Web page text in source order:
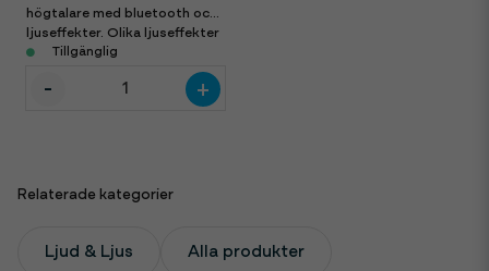
högtalare med bluetooth och
ljuseffekter. Olika ljuseffekter
och ingångar. Går att koppla
Ultimate till. Välj två om ni vill
Tillgänglig
- +
Relaterade kategorier
Ljud & Ljus Alla produkter